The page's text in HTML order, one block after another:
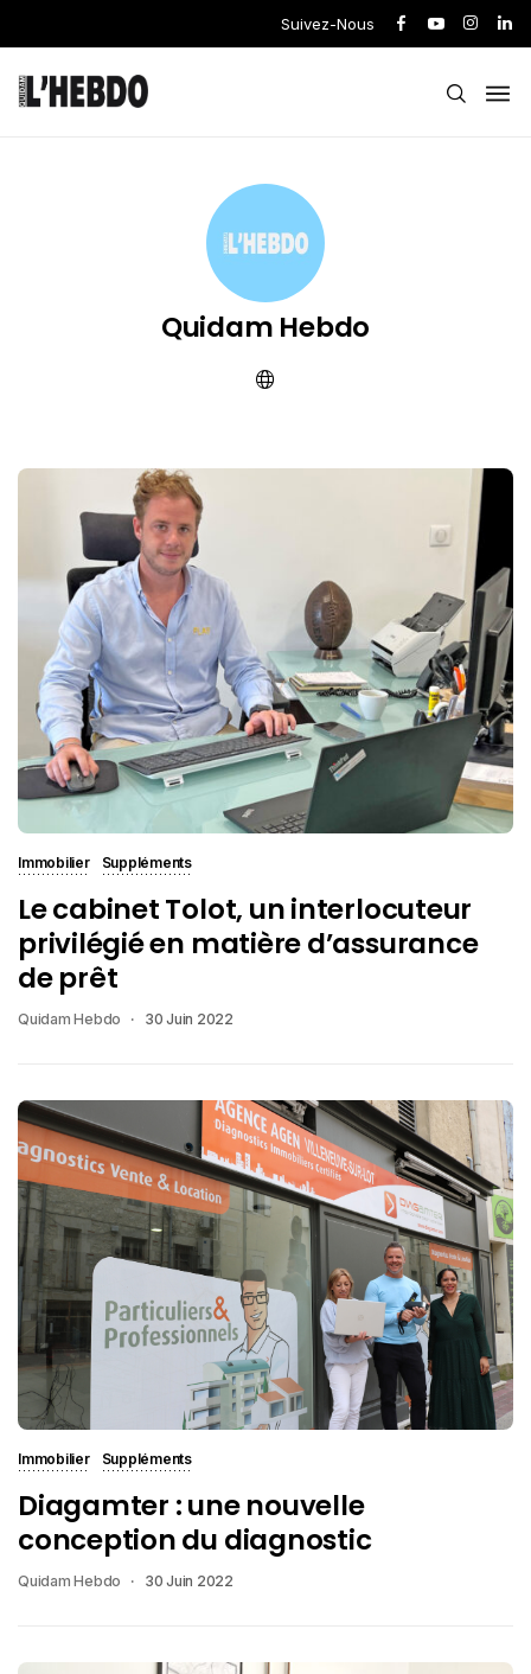
Suivez-Nous
Quidam Hebdo
Immobilier Suppléments
Le cabinet Tolot, un interlocuteur
privilégié en matière d’assurance
de prêt
Quidam Hebdo 30 Juin 2022
Immobilier Suppléments
Diagamter : une nouvelle
conception du diagnostic
Quidam Hebdo 30 Juin 2022